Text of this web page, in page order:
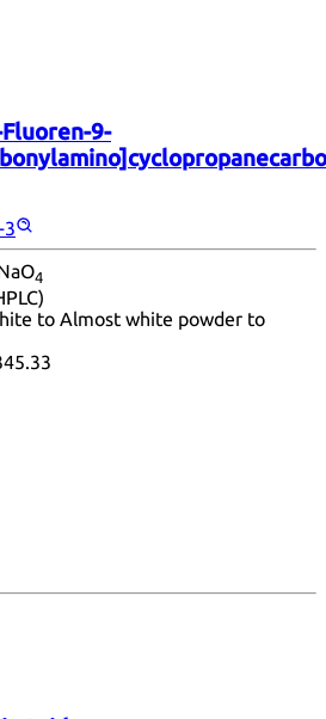
9-
3
4
to Almost white powder to